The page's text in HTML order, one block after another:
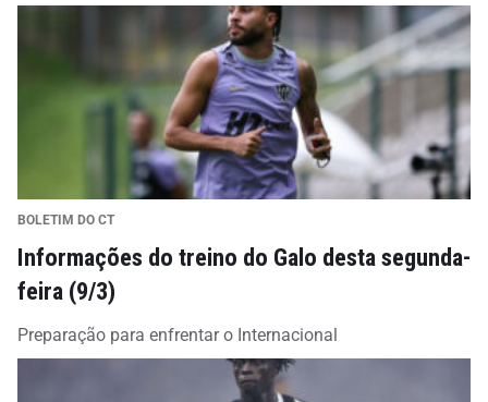
BOLETIM DO CT
Informações do treino do Galo desta segunda-
feira (9/3)
Preparação para enfrentar o Internacional